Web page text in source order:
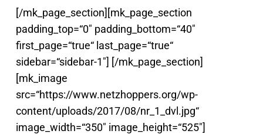
[/mk_page_section][mk_page_section
padding_top=“0″ padding_bottom=“40″
first_page=“true“ last_page=“true“
sidebar=“sidebar-1″]
[mk_image
src=“https://www.netzhoppers.org/wp-
content/uploads/2017/08/nr_1_dvl.jpg“
image_width=“350″ image_height=“525″]
[/mk_page_section]